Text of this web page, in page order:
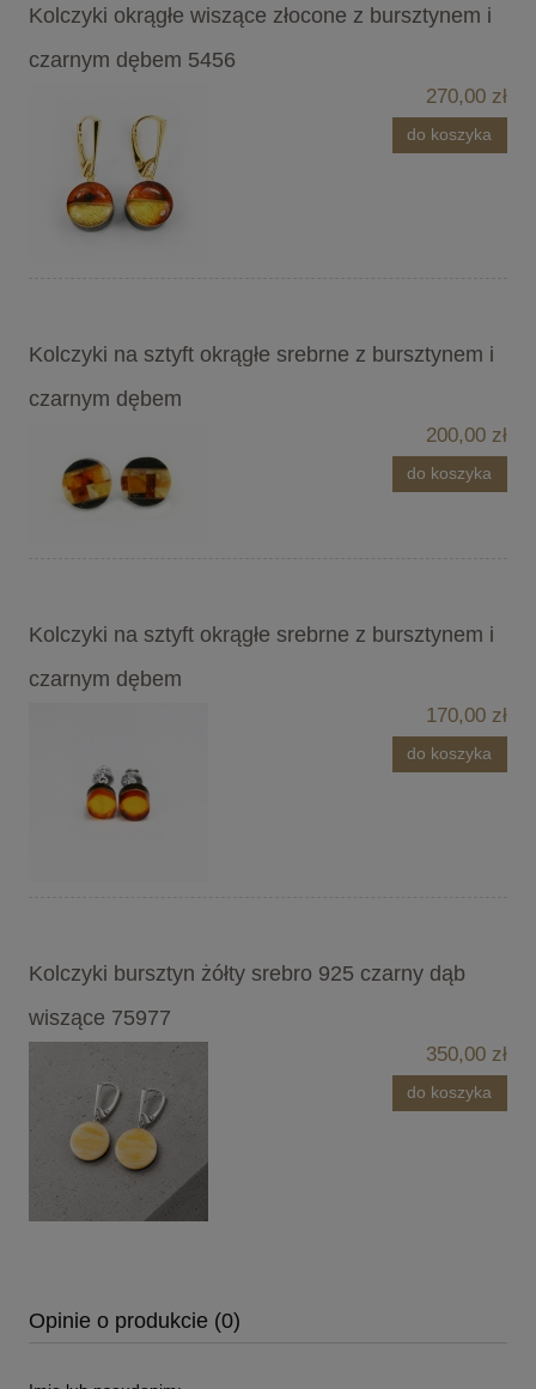
Kolczyki okrągłe wiszące złocone z bursztynem i
czarnym dębem 5456
270,00 zł
do koszyka
Kolczyki na sztyft okrągłe srebrne z bursztynem i
czarnym dębem
200,00 zł
do koszyka
Kolczyki na sztyft okrągłe srebrne z bursztynem i
czarnym dębem
170,00 zł
do koszyka
Kolczyki bursztyn żółty srebro 925 czarny dąb
wiszące 75977
350,00 zł
do koszyka
Opinie o produkcie (0)